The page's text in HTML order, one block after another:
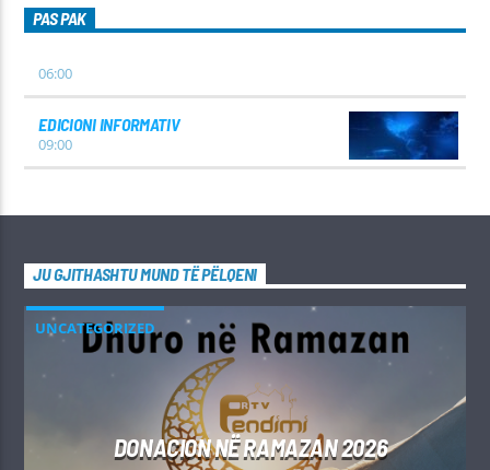
PAS PAK
06:00
EDICIONI INFORMATIV
09:00
JU GJITHASHTU MUND TË PËLQENI
UNCATEGORIZED
DONACION NË RAMAZAN 2026